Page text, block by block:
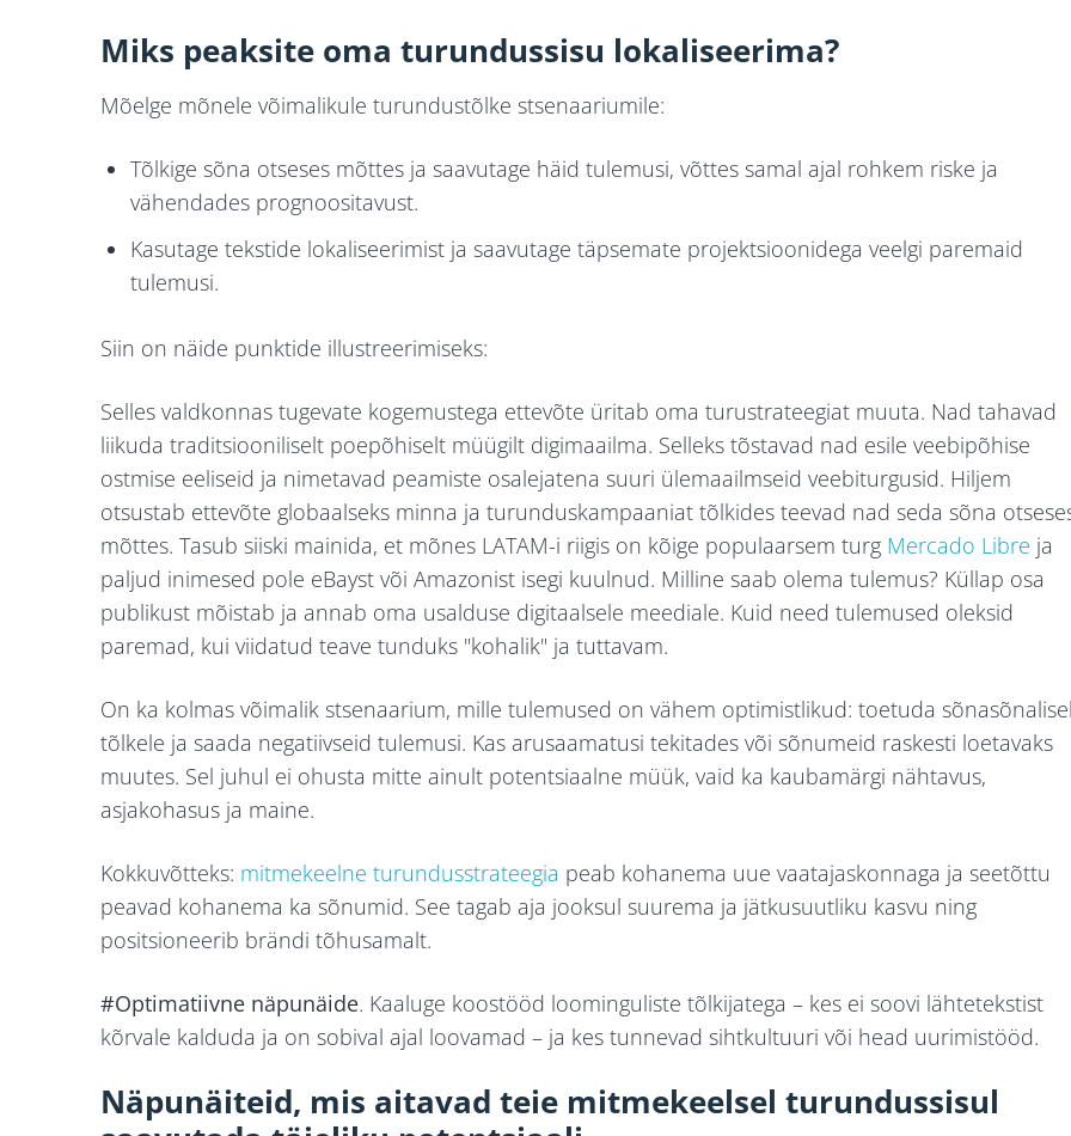
Miks peaksite oma turundussisu lokaliseerima?
Mõelge mõnele võimalikule turundustõlke stsenaariumile:
Tõlkige sõna otseses mõttes ja saavutage häid tulemusi, võttes samal ajal rohkem riske ja
vähendades prognoositavust.
Kasutage tekstide lokaliseerimist ja saavutage täpsemate projektsioonidega veelgi paremaid
tulemusi.
Siin on näide punktide illustreerimiseks:
Selles valdkonnas tugevate kogemustega ettevõte üritab oma turustrateegiat muuta. Nad tahavad
liikuda traditsiooniliselt poepõhiselt müügilt digimaailma. Selleks tõstavad nad esile veebipõhise
ostmise eeliseid ja nimetavad peamiste osalejatena suuri ülemaailmseid veebiturgusid. Hiljem
otsustab ettevõte globaalseks minna ja turunduskampaaniat tõlkides teevad nad seda sõna
mõttes. Tasub siiski mainida, et mõnes LATAM-i riigis on kõige populaarsem turg Mercado Libre ja
paljud inimesed pole eBayst või Amazonist isegi kuulnud. Milline saab olema tulemus? Küllap osa
publikust mõistab ja annab oma usalduse digitaalsele meediale. Kuid need tulemused oleksid
paremad, kui viidatud teave tunduks "kohalik" ja tuttavam.
On ka kolmas võimalik stsenaarium, mille tulemused on vähem optimistlikud: toetuda
tõlkele ja saada negatiivseid tulemusi. Kas arusaamatusi tekitades või sõnumeid raskesti loetavaks
muutes. Sel juhul ei ohusta mitte ainult potentsiaalne müük, vaid ka kaubamärgi nähtavus,
asjakohasus ja maine.
Kokkuvõtteks: mitmekeelne turundusstrateegia peab kohanema uue vaatajaskonnaga ja seetõttu
peavad kohanema ka sõnumid. See tagab aja jooksul suurema ja jätkusuutliku kasvu ning
positsioneerib brändi tõhusamalt.
#Optimatiivne näpunäide. Kaaluge koostööd loominguliste tõlkijatega – kes ei soovi lähtetekstist
kõrvale kalduda ja on sobival ajal loovamad – ja kes tunnevad sihtkultuuri või head uurimistööd.
Näpunäiteid, mis aitavad teie mitmekeelsel turundussisul